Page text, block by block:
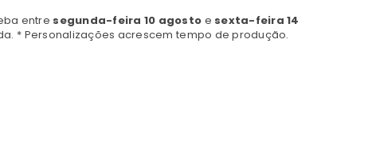
entre segunda-feira 10 agosto e sexta-feira 14
* Personalizações acrescem tempo de produção.